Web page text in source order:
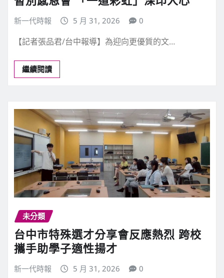
新一代時報 5 月 31, 2026 0
【記者張品君/台中報導】為迎向更優質的文…
繼續閱讀
未分類
台中市特殊選才分享會反應熱烈 跨校
攜手助學子適性揚才
新一代時報 5 月 31, 2026 0